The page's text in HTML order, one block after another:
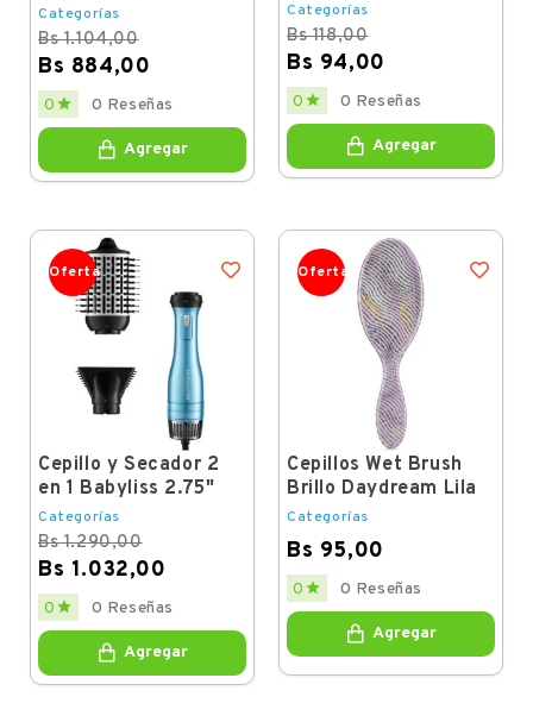
Categorías
Bs 1.104,00
Bs 884,00
Regular
price
Price
0  0 Reseñas
Agregar
Categorías
Bs 118,00
Bs 94,00
Regular
price
Price
0  0 Reseñas
Agregar
Oferta
Cepillo y Secador 2
en 1 Babyliss 2.75"
Categorías
Bs 1.290,00
Bs 1.032,00
Regular
price
Price
0  0 Reseñas
Agregar
Oferta
Cepillos Wet Brush
Brillo Daydream Lila
Categorías
Bs 95,00
Price
0  0 Reseñas
Agregar